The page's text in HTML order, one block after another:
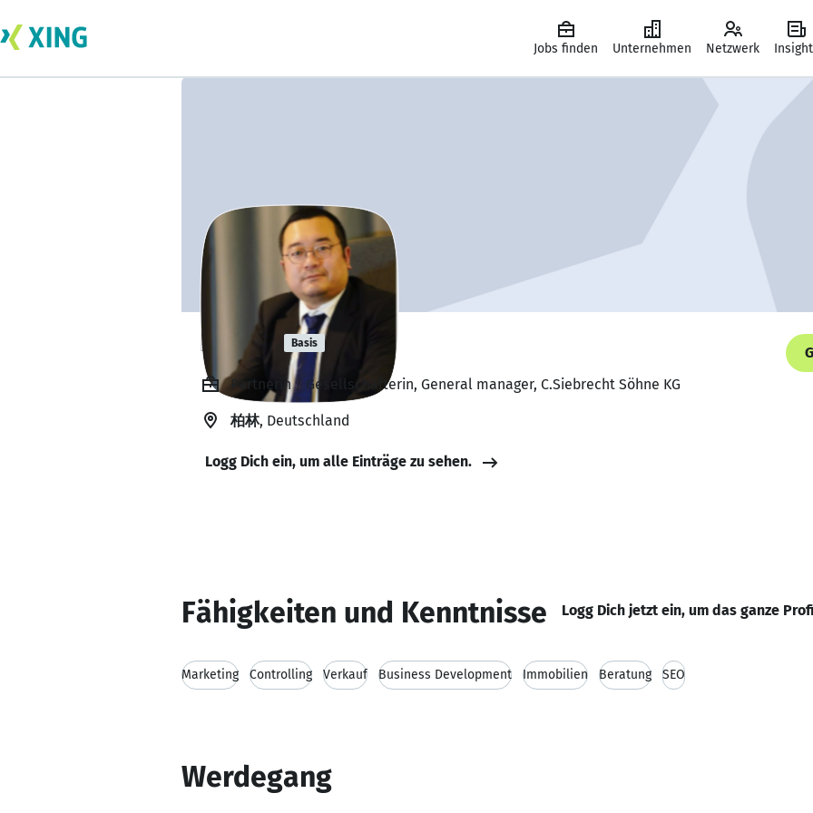
Jobs finden Unternehmen Netzwerk
Hui Ou Basis
Partnerin / Gesellschafterin, General manager, C.Siebrecht Söhne KG
柏林, Deutschland
Logg Dich ein, um alle Einträge zu sehen.
Fähigkeiten und Kenntnisse Logg Dich jetzt ein, um das ganze
Marketing Controlling Verkauf Business Development Immobilien Beratung SEO
Werdegang